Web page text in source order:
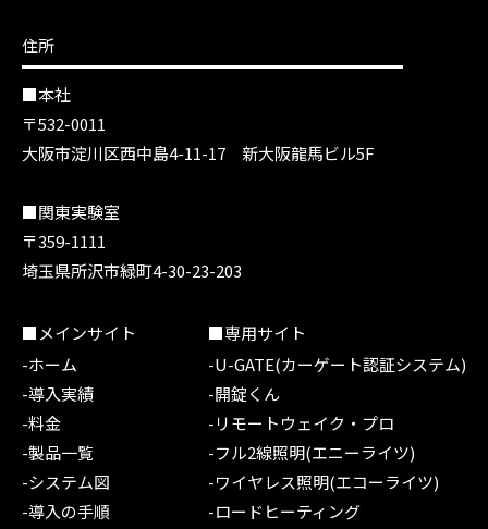
住所
■本社
〒532-0011
大阪市淀川区西中島4-11-17 新大阪龍馬ビル5F
■関東実験室
〒359-1111
埼玉県所沢市緑町4-30-23-203
■メインサイト
-ホーム
-導入実績
-料金
-製品一覧
-システム図
-導入の手順
■専用サイト
-U-GATE(カーゲート認証システム)
-開錠くん
-リモートウェイク・プロ
-フル2線照明(エニーライツ)
-ワイヤレス照明(エコーライツ)
-ロードヒーティング